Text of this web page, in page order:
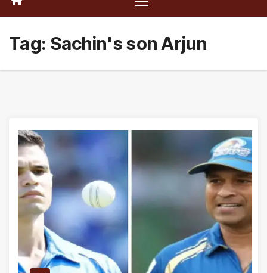
Tag: Sachin's son Arjun